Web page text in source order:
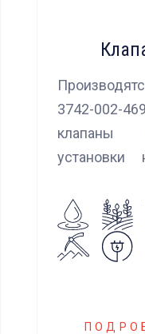
3742-002-
клапаны
установки
потока
жидкостей,